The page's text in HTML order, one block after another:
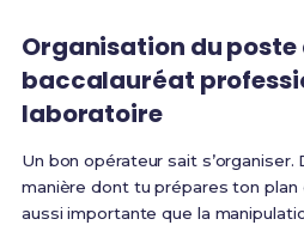
Organisation du
baccalauréat
laboratoire
Un bon opérateur sait s’organiser.
manière dont tu prépares ton
aussi importante que la